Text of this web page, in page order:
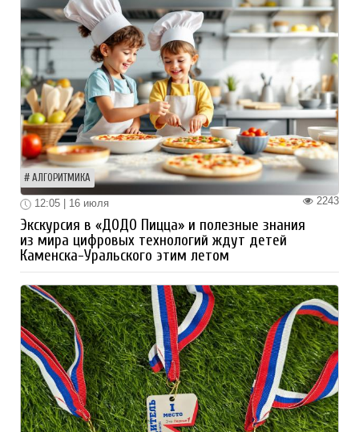
АЛГОРИТМИКА
2243
12:05 | 16 июля
Экскурсия в «ДОДО Пицца» и полезные знания
из мира цифровых технологий ждут детей
Каменска-Уральского этим летом